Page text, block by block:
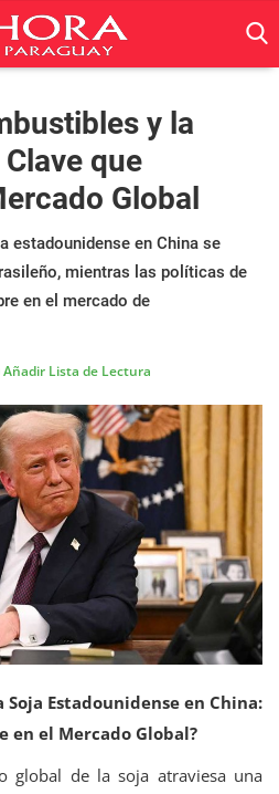
y la
que
Global
estadounidense en China se
mientras las políticas de
en el mercado de
Añadir Lista de Lectura
Estadounidense en China:
en el Mercado Global?
global de la soja atraviesa una